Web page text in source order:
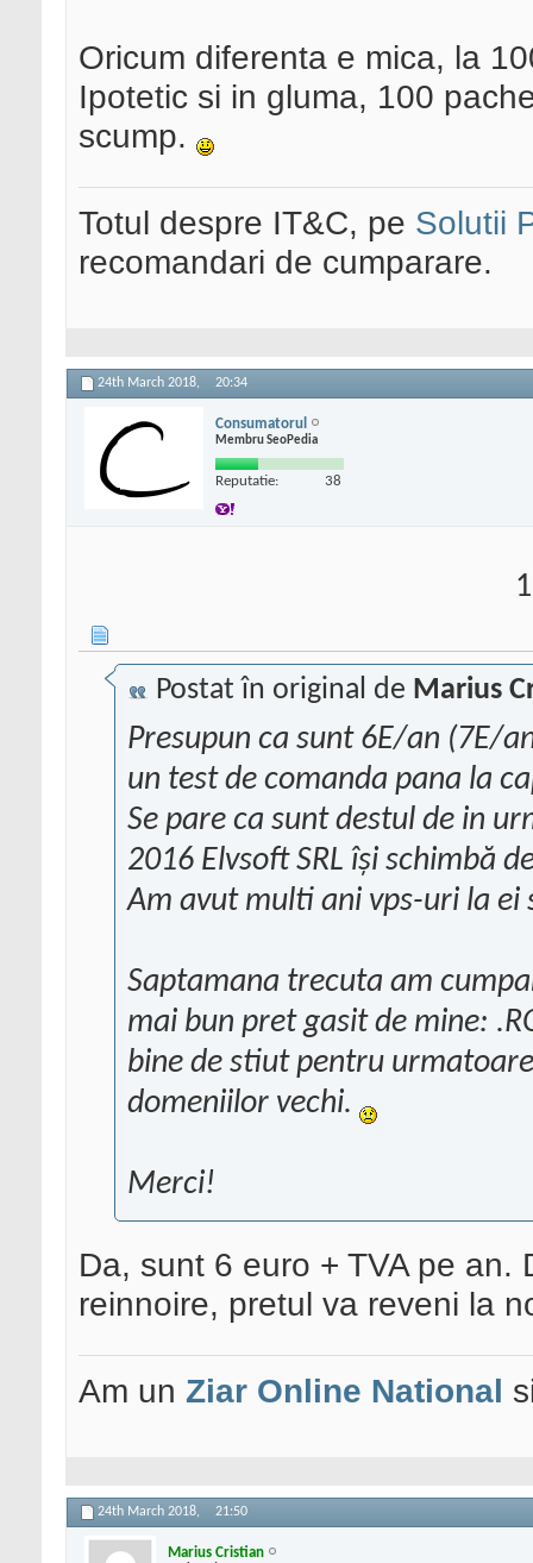
Oricum diferenta e mica, la
Ipotetic si in gluma, 100
scump.
Totul despre IT&C, pe Solutii
recomandari de cumparare.
24th March 2018, 20:34
Consumatorul
Membru SeoPedia
Reputatie: 38
Postat în original de Marius
Presupun ca sunt 6E/an (7E/
un test de comanda pana la
Se pare ca sunt destul de in
2016 Elvsoft SRL își schimbă
Am avut multi ani vps-uri la
Saptamana trecuta am
mai bun pret gasit de mine:
bine de stiut pentru
domeniilor vechi.
Merci!
Da, sunt 6 euro + TVA pe
reinnoire, pretul va reveni la
Am un Ziar Online National
24th March 2018, 21:50
Marius Cristian